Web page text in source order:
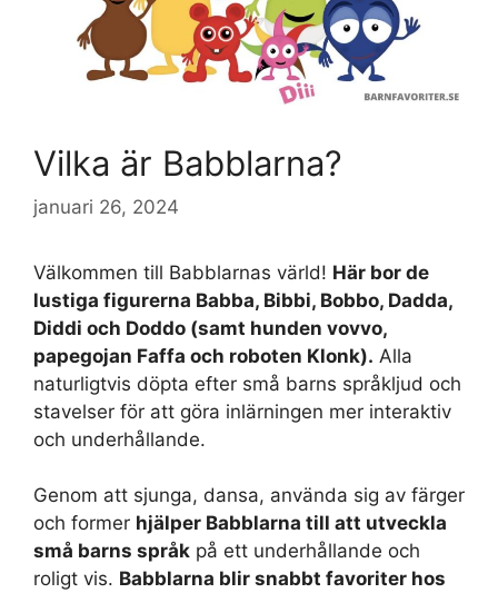
Vilka är Babblarna?
januari 26, 2024
Välkommen till Babblarnas värld! Här bor de
lustiga figurerna Babba, Bibbi, Bobbo, Dadda,
Diddi och Doddo (samt hunden vovvo,
papegojan Faffa och roboten Klonk). Alla
naturligtvis döpta efter små barns språkljud och
stavelser för att göra inlärningen mer interaktiv
och underhållande.
Genom att sjunga, dansa, använda sig av färger
och former hjälper Babblarna till att utveckla
små barns språk på ett underhållande och
roligt vis. Babblarna blir snabbt favoriter hos